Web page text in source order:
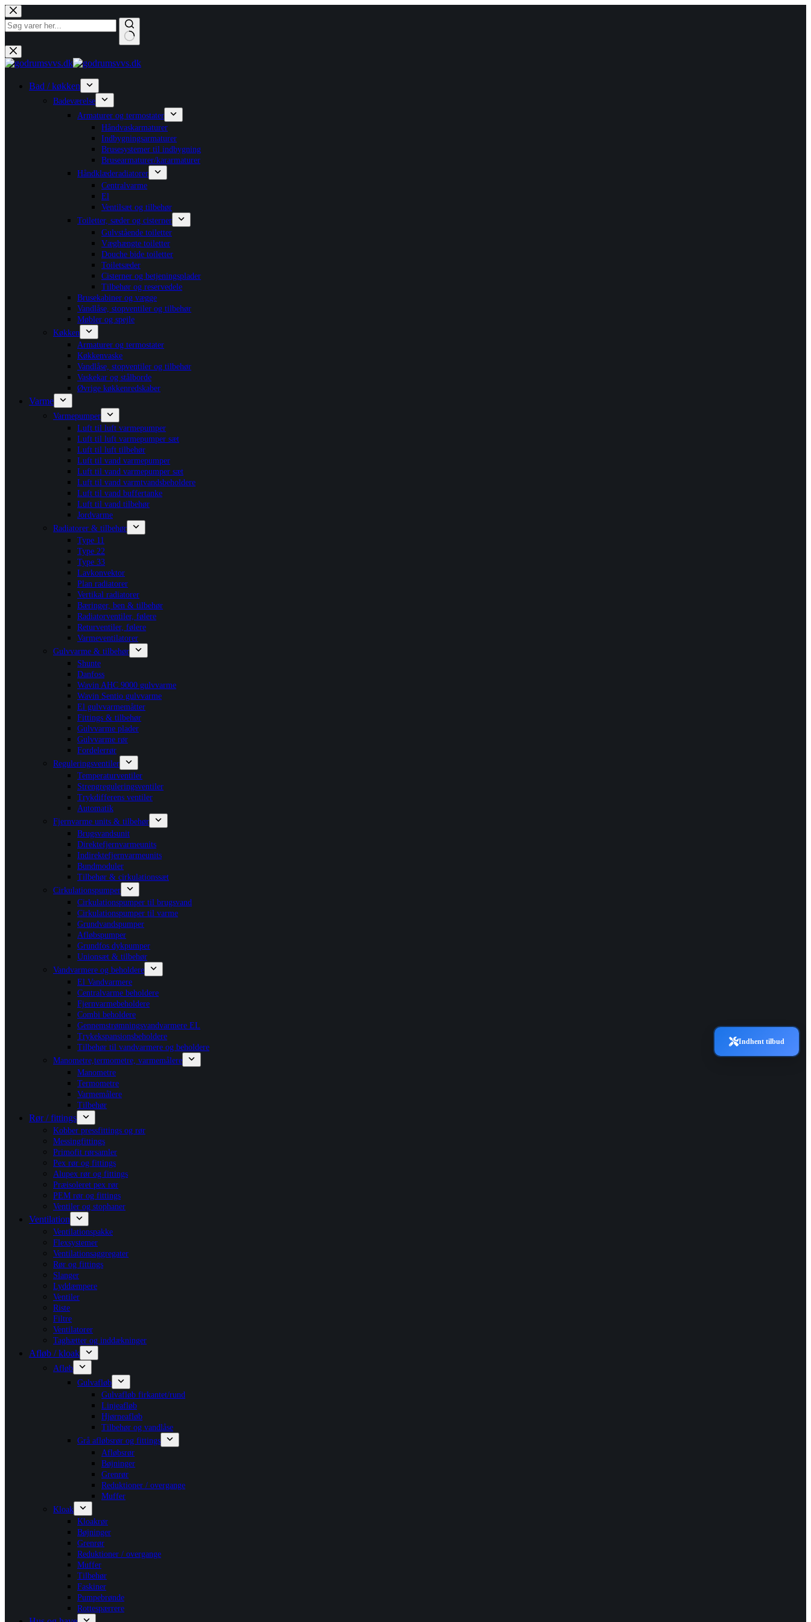
Fortsæt
til
indhold
Ingen
resultater
Bad / køkken
Badeværelse
Armaturer og termostater
Håndvaskarmaturer
Indbygningsarmaturer
Brusesystemer til indbygning
Brusearmaturer/kararmaturer
Håndklæderadiatorer
Centralvarme
El
Ventilsæt og tilbehør
Toiletter, sæder og cisterner
Gulvstående toiletter
Væghængte toiletter
Douche bide toiletter
Toiletsæder
Cisterner og betjeningsplader
Tilbehør og reservedele
Brusekabiner og vægge
Vandlåse, stopventiler og tilbehør
Møbler og spejle
Køkken
Armaturer og termostater
Køkkenvaske
Vandlåse, stopventiler og tilbehør
Vaskekar og stålborde
Øvrige køkkenredskaber
Varme
Varmepumper
Luft til luft varmepumper
Luft til luft varmepumper sæt
Luft til luft tilbehør
Luft til vand varmepumper
Luft til vand varmepumper sæt
Luft til vand varmtvandsbeholdere
Luft til vand buffertanke
Luft til vand tilbehør
Jordvarme
Radiatorer & tilbehør
Type 11
Type 22
Type 33
Lavkonvektor
Plan radiatorer
Vertikal radiatorer
Bæringer, ben & tilbehør
Radiatorventiler, følere
Returventiler, følere
Varmeventilatorer
Gulvvarme & tilbehør
Shunte
Danfoss
Wavin AHC 9000 gulvvarme
Wavin Sentio gulvvarme
El gulvvarmemåtter
Fittings & tilbehør
Gulvvarme plader
Gulvvarme rør
Fordelerrør
Reguleringsventiler
Temperaturventiler
Strengreguleringsventiler
Trykdifferens ventiler
Automatik
Fjernvarme units & tilbehør
Brugsvandsunit
Direktefjernvarmeunits
Indirektefjernvarmeunits
Bundmoduler
Tilbehør & cirkulationssæt
Cirkulationspumper
Cirkulationspumper til brugsvand
Cirkulationspumper til varme
Grundvandspumper
Afløbspumper
Grundfos dykpumper
Unionsæt & tilbehør
Vandvarmere og beholdere
El Vandvarmere
Centralvarme beholdere
Fjernvarmebeholdere
Combi beholdere
Gennemstrømningsvandvarmere EL
Trykekspansionsbeholdere
Tilbehør til vandvarmere og beholdere
Manometre,termometre, varmemålere
Manometre
Termometre
Varmemålere
Tilbehør
Rør / fittings
Kobber pressfittings og rør
Messingfittings
Primofit rørsamler
Pex rør og fittings
Alupex rør og fittings
Præisoleret pex rør
PEM rør og fittings
Ventiler og stophaner
Ventilation
Ventilationspakke
Flexsystemer
Ventilationsaggregater
Rør og fittings
Slanger
Lyddæmpere
Ventiler
Riste
Filtre
Ventilatorer
Taghætter og inddækninger
Afløb / kloak
Afløb
Gulvafløb
Gulvafløb firkantet/rund
Linjeafløb
Hjørneafløb
Tilbehør og vandlåse
Grå afløbsrør og fittings
Afløbsrør
Bøjninger
Grenrør
Reduktioner / overgange
Muffer
Kloak
Kloakrør
Bøjninger
Grenrør
Reduktioner / overgange
Muffer
Tilbehør
Faskiner
Pumpebrønde
Rottespærrere
Indhent tilbud